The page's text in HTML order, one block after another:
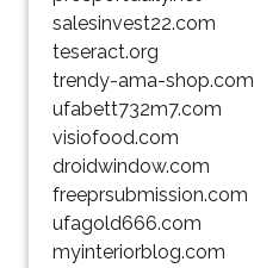
salesinvest22.com
teseract.org
trendy-ama-shop.com
ufabett732m7.com
visiofood.com
droidwindow.com
freeprsubmission.com
ufagold666.com
myinteriorblog.com